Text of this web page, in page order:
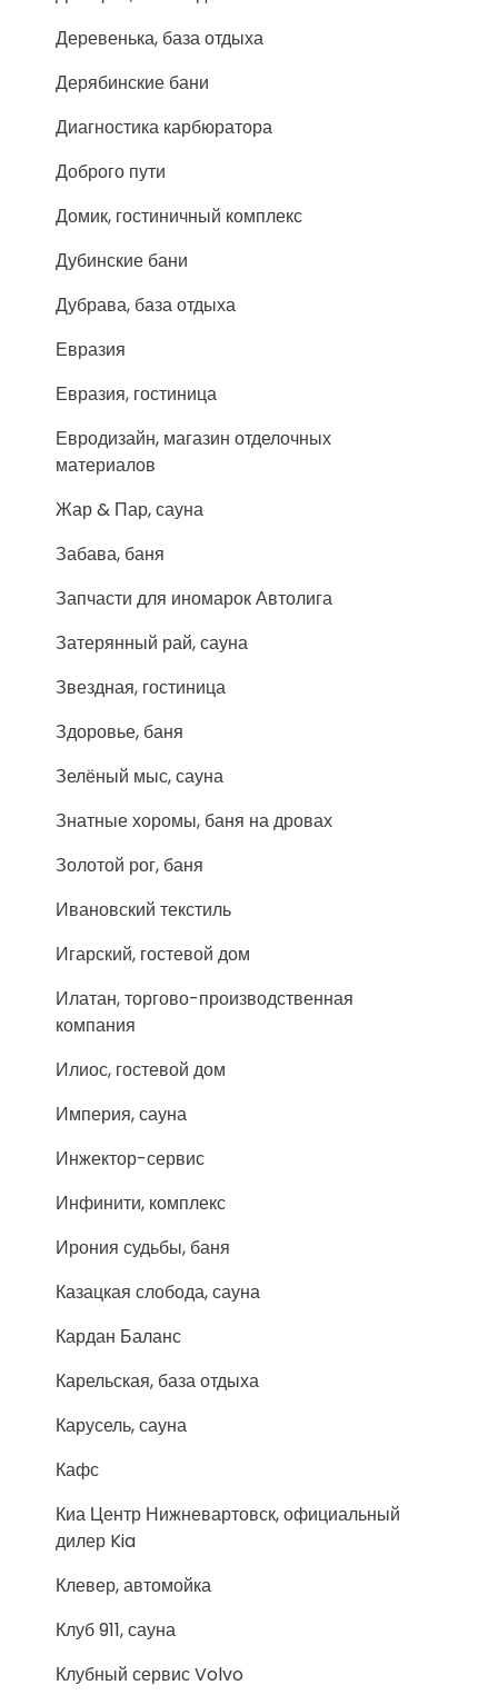
Деревенька, база отдыха
Дерябинские бани
Диагностика карбюратора
Доброго пути
Домик, гостиничный комплекс
Дубинские бани
Дубрава, база отдыха
Евразия
Евразия, гостиница
Евродизайн, магазин отделочных
материалов
Жар & Пар, сауна
Забава, баня
Запчасти для иномарок Автолига
Затерянный рай, сауна
Звездная, гостиница
Здоровье, баня
Зелёный мыс, сауна
Знатные хоромы, баня на дровах
Золотой рог, баня
Ивановский текстиль
Игарский, гостевой дом
Илатан, торгово-производственная
компания
Илиос, гостевой дом
Империя, сауна
Инжектор-сервис
Инфинити, комплекс
Ирония судьбы, баня
Казацкая слобода, сауна
Кардан Баланс
Карельская, база отдыха
Карусель, сауна
Кафс
Киа Центр Нижневартовск, официальный
дилер Kia
Клевер, автомойка
Клуб 911, сауна
Клубный сервис Volvo